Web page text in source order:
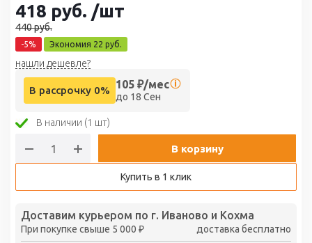
418 руб. /шт
440руб.
-5% Экономия 22 руб.
нашли дешевле?
В рассрочку 0% 105 ₽/мес
до 18 Сен
В наличии (1 шт)
В корзину
Купить в 1 клик
Доставим курьером по г. Иваново и Кохма
При покупке свыше 5 000 ₽
доставка бесплатно